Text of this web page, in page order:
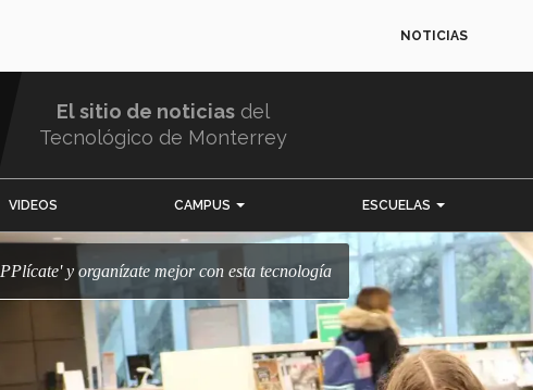
NOTICIAS
El sitio de noticias del
Tecnológico de Monterrey
VIDEOS CAMPUS ESCUELAS
'APPlícate' y organízate mejor con esta tecnología